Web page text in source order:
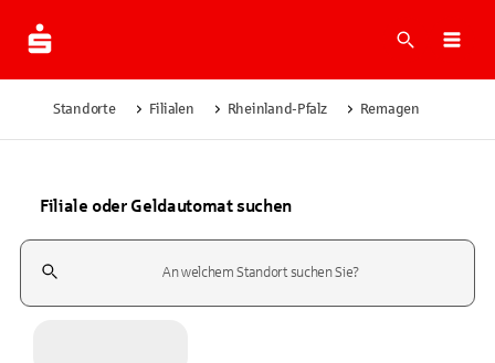
Suche
Standorte Filialen Rheinland-Pfalz Remagen
Filiale oder Geldautomat suchen
Suchfeld